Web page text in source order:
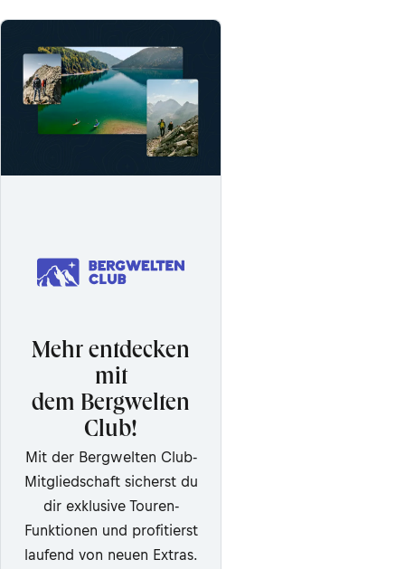
Mehr entdecken
mit
dem Bergwelten
Club!
Mit der Bergwelten Club-
Mitgliedschaft sicherst du
dir exklusive Touren-
Funktionen und profitierst
laufend von neuen Extras.